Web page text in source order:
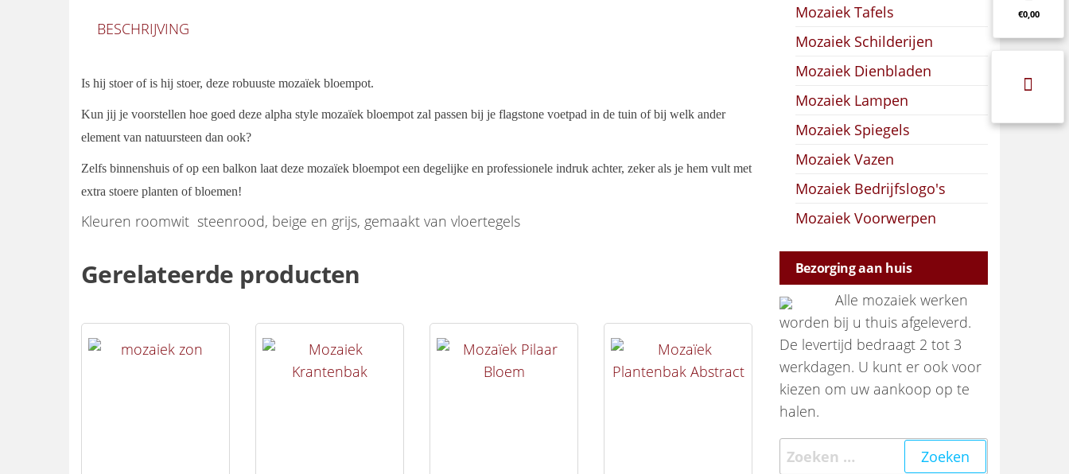
BESCHRIJVING
Is hij stoer of is hij stoer, deze robuuste mozaïek bloempot.
Kun jij je voorstellen hoe goed deze alpha style mozaïek bloempot zal passen bij je flagstone voetpad in de tuin of bij welk ander
element van natuursteen dan ook?
Zelfs binnenshuis of op een balkon laat deze mozaïek bloempot een degelijke en professionele indruk achter, zeker als je hem vult met
extra stoere planten of bloemen!
Kleuren roomwit steenrood, beige en grijs, gemaakt van vloertegels
Gerelateerde producten
Mozaiek Tafels
Mozaiek Schilderijen
Mozaiek Dienbladen
Mozaiek Lampen
Mozaiek Spiegels
Mozaiek Vazen
Mozaiek Bedrijfslogo's
Mozaiek Voorwerpen
Bezorging aan huis
Alle mozaiek werken
worden bij u thuis afgeleverd.
De levertijd bedraagt 2 tot 3
werkdagen. U kunt er ook voor
kiezen om uw aankoop op te
halen.
Zoeken naar:
€0,00